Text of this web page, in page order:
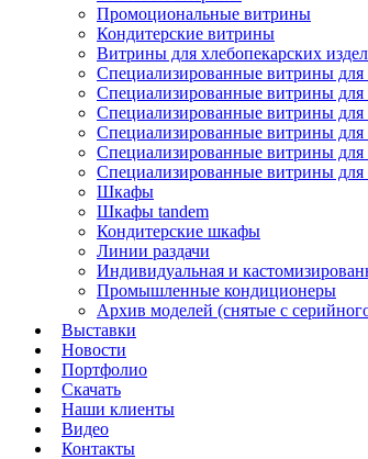
Промоциональные витрины
Кондитерские витрины
Витрины для хлебопекарских
Специализированные витрины
Специализированные витрины для
Специализированные витрины
Специализированные витрины
Специализированные витрины
Специализированные витрины для
Шкафы
Шкафы tandem
Кондитерские шкафы
Линии раздачи
Индивидуальная и
Промышленные кондиционеры
Архив моделей (снятые с
Выставки
Новости
Портфолио
Скачать
Наши клиенты
Видео
Контакты